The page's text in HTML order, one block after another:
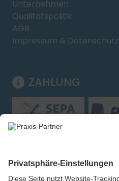
Unternehmen
Qualitätspolitik
AGB
Impressum & Datenschutz
ZAHLUNG